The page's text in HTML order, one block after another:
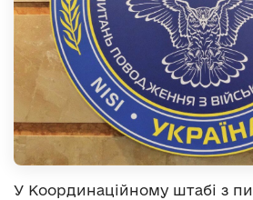
У ​​Координаційному штабі з